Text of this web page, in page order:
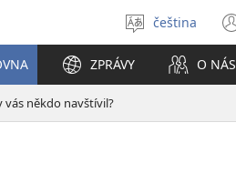
Vybrat
jazyk
čeština
ZPRÁVY O NÁS
vás někdo navštívil?